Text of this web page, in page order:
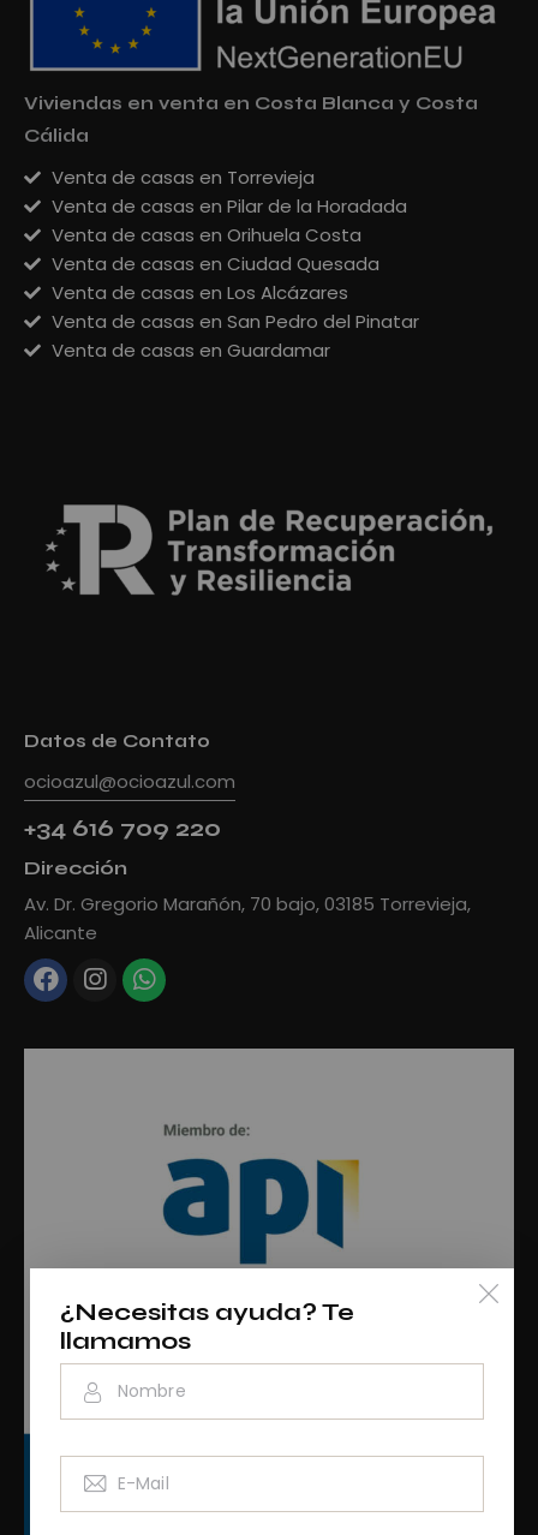
Viviendas en venta en Costa Blanca y Costa
Cálida
Venta de casas en Torrevieja
Venta de casas en Pilar de la Horadada
Venta de casas en Orihuela Costa
Venta de casas en Ciudad Quesada
Venta de casas en Los Alcázares
Venta de casas en San Pedro del Pinatar
Venta de casas en Guardamar
Datos de Contato
ocioazul@ocioazul.com
+34 616 709 220
Dirección
Av. Dr. Gregorio Marañón, 70 bajo, 03185 Torrevieja,
Alicante
¿Necesitas ayuda? Te
llamamos